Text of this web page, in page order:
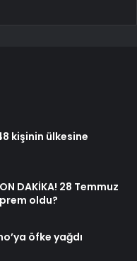
kişinin ülkesine
DAKİKA! 28 Temmuz
oldu?
öfke yağdı